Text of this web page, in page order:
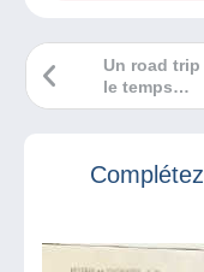
Un road trip
le temps…